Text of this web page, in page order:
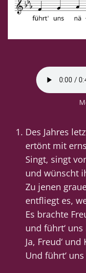
Des Jahres
ertönt mit
Singt, singt
und wünscht
Zu jenen
entfliegt es,
Es brachte
und führt‘
Ja, Freud‘
Und führt‘